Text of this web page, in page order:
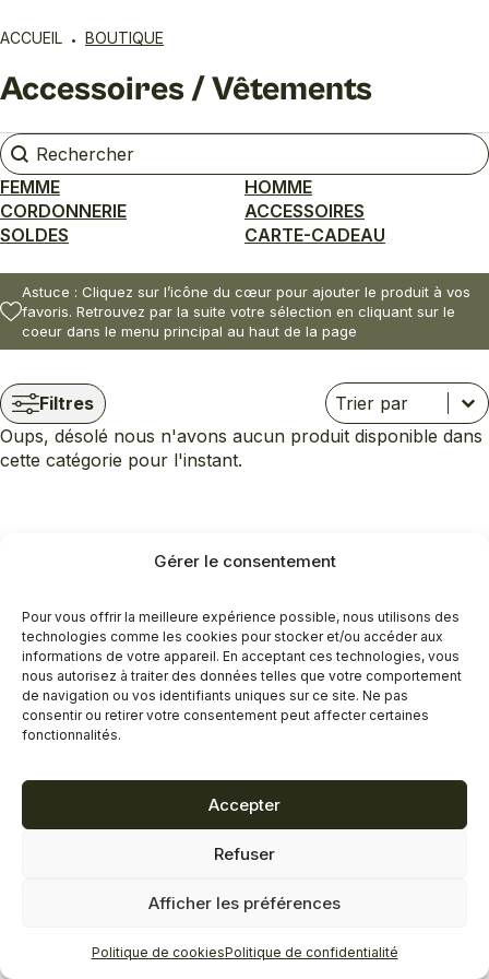
Gérer le consentement
Pour vous offrir la meilleure expérience possible, nous utilisons des
technologies comme les cookies pour stocker et/ou accéder aux
informations de votre appareil. En acceptant ces technologies, vous
nous autorisez à traiter des données telles que votre comportement
de navigation ou vos identifiants uniques sur ce site. Ne pas
consentir ou retirer votre consentement peut affecter certaines
fonctionnalités.
Accepter
Refuser
Afficher les préférences
Politique de cookiesPolitique de confidentialité
ACCUEIL BOUTIQUE
Accessoires / Vêtements
Rechercher
Rechercher
FEMME
HOMME
CORDONNERIE
ACCESSOIRES
SOLDES
CARTE-CADEAU
Astuce : Cliquez sur l’icône du cœur pour ajouter le produit à vos
favoris. Retrouvez par la suite votre sélection en cliquant sur le
coeur dans le menu principal au haut de la page
Filtres Trier
Trier le contenu
Trier le contenu
Oups, désolé nous n'avons aucun produit disponible dans
cette catégorie pour l'instant.